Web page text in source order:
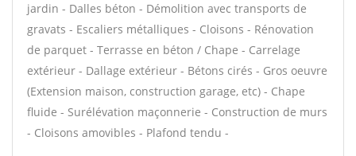
jardin - Dalles béton - Démolition avec transports de
gravats - Escaliers métalliques - Cloisons - Rénovation
de parquet - Terrasse en béton / Chape - Carrelage
extérieur - Dallage extérieur - Bétons cirés - Gros oeuvre
(Extension maison, construction garage, etc) - Chape
fluide - Surélévation maçonnerie - Construction de murs
- Cloisons amovibles - Plafond tendu -